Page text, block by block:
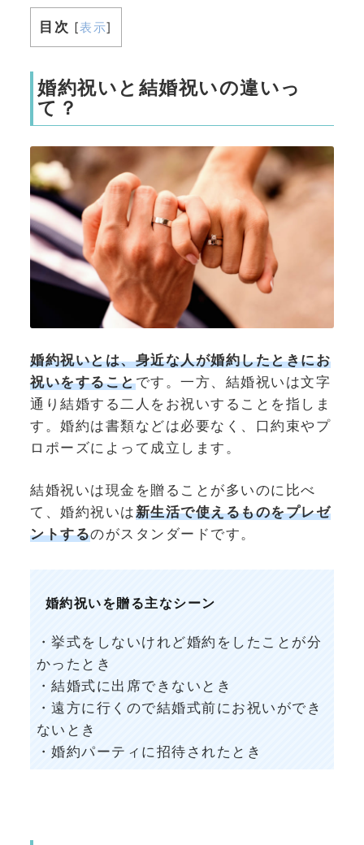
目次 [表示]
婚約祝いと結婚祝いの違いっ
て？
婚約祝いとは、身近な人が婚約したときにお
祝いをすることです。一方、結婚祝いは文字
通り結婚する二人をお祝いすることを指しま
す。婚約は書類などは必要なく、口約束やプ
ロポーズによって成立します。
結婚祝いは現金を贈ることが多いのに比べ
て、婚約祝いは新生活で使えるものをプレゼ
ントするのがスタンダードです。
婚約祝いを贈る主なシーン
・挙式をしないけれど婚約をしたことが分
かったとき
・結婚式に出席できないとき
・遠方に行くので結婚式前にお祝いができ
ないとき
・婚約パーティに招待されたとき